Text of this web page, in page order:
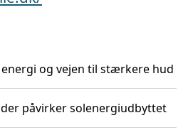
og vejen til stærkere hud
påvirker solenergiudbyttet